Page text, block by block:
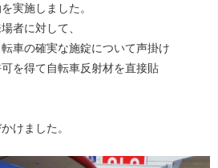
実施しました。
者に対して、
の確実な施錠について声掛け
得て自転車反射材を直接貼
けました。